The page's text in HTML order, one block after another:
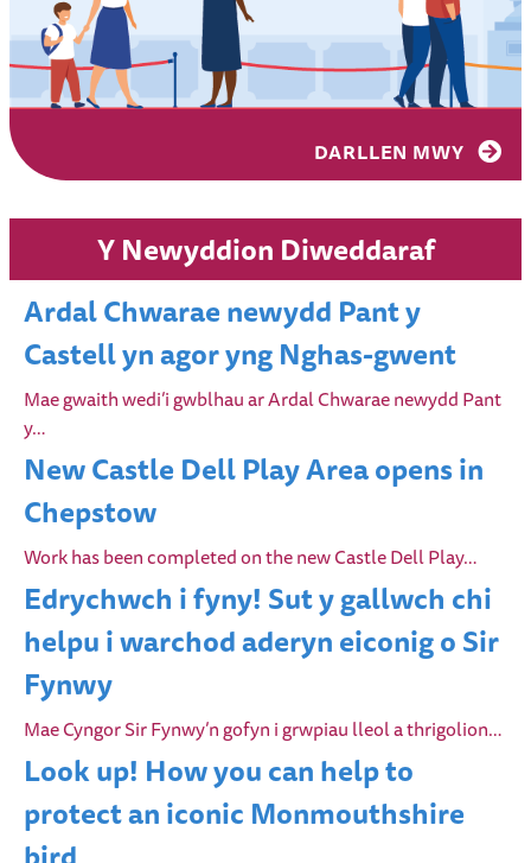
DARLLEN MWY
Y Newyddion Diweddaraf
Ardal Chwarae newydd Pant y
Castell yn agor yng Nghas-gwent
Mae gwaith wedi’i gwblhau ar Ardal Chwarae newydd Pant
y…
New Castle Dell Play Area opens in
Chepstow
Work has been completed on the new Castle Dell Play…
Edrychwch i fyny! Sut y gallwch chi
helpu i warchod aderyn eiconig o Sir
Fynwy
Mae Cyngor Sir Fynwy’n gofyn i grwpiau lleol a thrigolion…
Look up! How you can help to
protect an iconic Monmouthshire